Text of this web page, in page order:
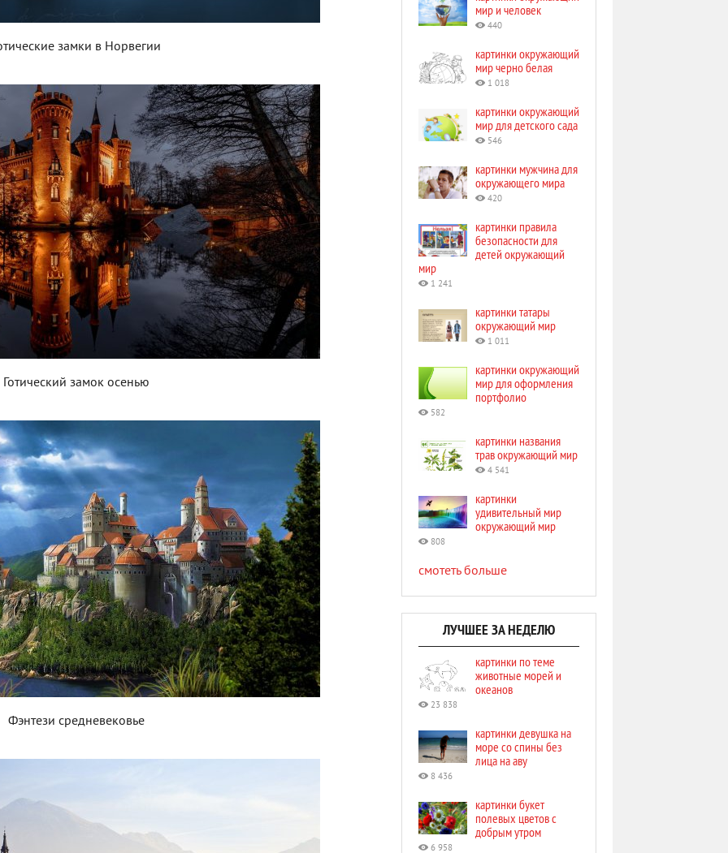
замки в Норвегии
Готический замок осенью
Фэнтези средневековье
мир и человек
440
картинки окружающий
мир черно белая
1 018
картинки окружающий
мир для детского сада
546
картинки мужчина для
окружающего мира
420
картинки правила
безопасности для
детей окружающий
мир
1 241
картинки татары
окружающий мир
1 011
картинки окружающий
мир для оформления
портфолио
582
картинки названия
трав окружающий мир
4 541
картинки
удивительный мир
окружающий мир
808
смотеть больше
ЛУЧШЕЕ ЗА НЕДЕЛЮ
картинки по теме
животные морей и
океанов
23 838
картинки девушка на
море со спины без
лица на аву
8 436
картинки букет
полевых цветов с
добрым утром
6 958